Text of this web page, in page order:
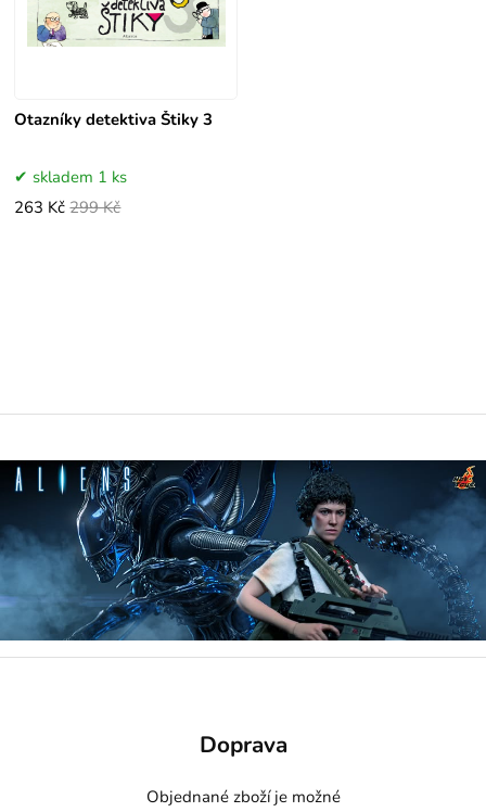
Otazníky detektiva Štiky 3
skladem 1 ks
263 Kč 299 Kč
Doprava
Objednané zboží je možné